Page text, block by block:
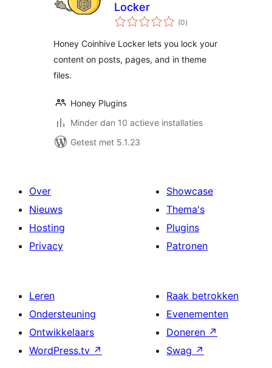
Locker
(0totaal
waarderingen
)
Honey Coinhive Locker lets you lock your
content on posts, pages, and in theme
files.
Honey Plugins
Minder dan 10 actieve installaties
Getest met 5.1.23
Over
Nieuws
Hosting
Privacy
Showcase
Thema's
Plugins
Patronen
Leren
Ondersteuning
Ontwikkelaars
WordPress.tv ↗
Raak betrokken
Evenementen
Doneren ↗
Swag ↗